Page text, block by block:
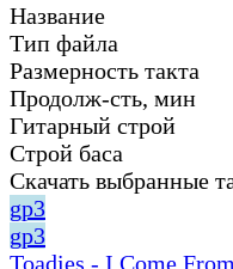
Название
Тип файла
Размерность такта
Продолж-сть, мин
Гитарный строй
Строй баса
Скачать выбранные
gp3
gp3
Toadies - I Come